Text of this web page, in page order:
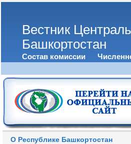
Вестник
Башкортостан
Состав комиссии
О Республике Башкортостан